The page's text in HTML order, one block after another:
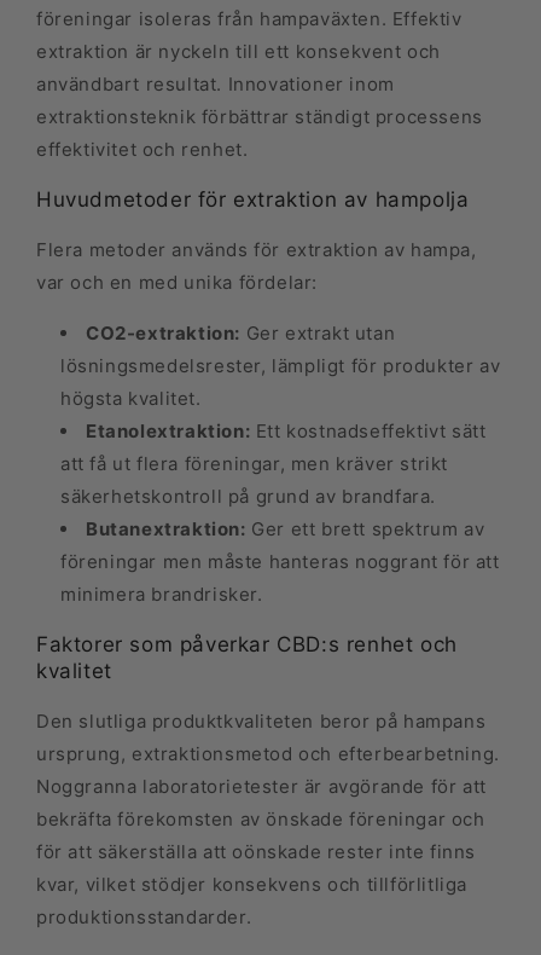
föreningar isoleras från hampaväxten. Effektiv
extraktion är nyckeln till ett konsekvent och
användbart resultat. Innovationer inom
extraktionsteknik förbättrar ständigt processens
effektivitet och renhet.
Huvudmetoder för extraktion av hampolja
Flera metoder används för extraktion av hampa,
var och en med unika fördelar:
CO2-extraktion: Ger extrakt utan
lösningsmedelsrester, lämpligt för produkter av
högsta kvalitet.
Etanolextraktion: Ett kostnadseffektivt sätt
att få ut flera föreningar, men kräver strikt
säkerhetskontroll på grund av brandfara.
Butanextraktion: Ger ett brett spektrum av
föreningar men måste hanteras noggrant för att
minimera brandrisker.
Faktorer som påverkar CBD:s renhet och
kvalitet
Den slutliga produktkvaliteten beror på hampans
ursprung, extraktionsmetod och efterbearbetning.
Noggranna laboratorietester är avgörande för att
bekräfta förekomsten av önskade föreningar och
för att säkerställa att oönskade rester inte finns
kvar, vilket stödjer konsekvens och tillförlitliga
produktionsstandarder.